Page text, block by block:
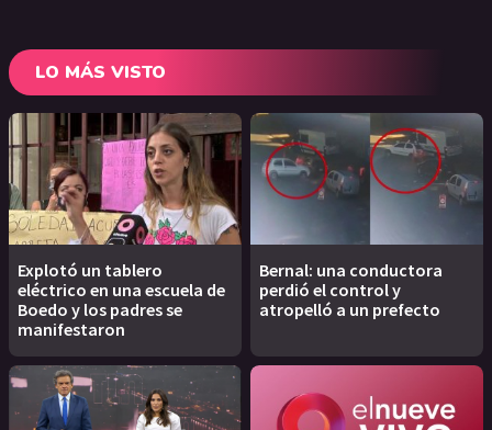
LO MÁS VISTO
Explotó un tablero
eléctrico en una escuela de
Boedo y los padres se
manifestaron
Bernal: una conductora
perdió el control y
atropelló a un prefecto